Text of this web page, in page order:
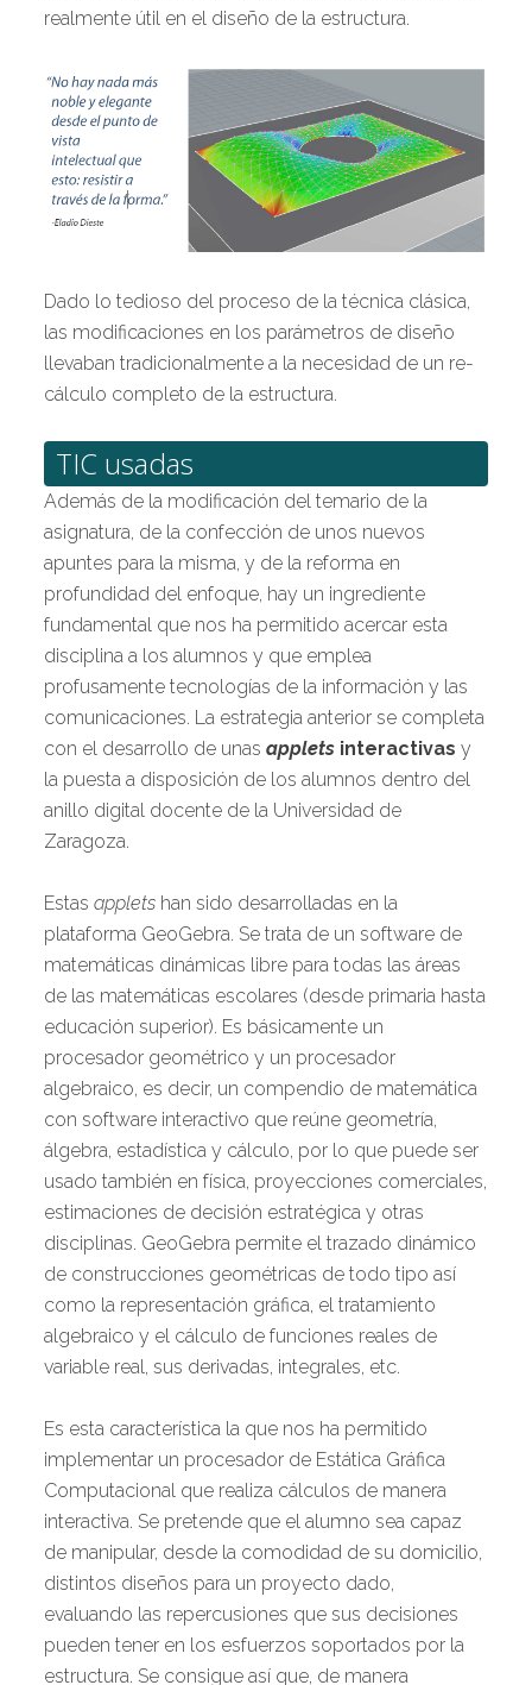
realmente útil en el diseño de la estructura.
Dado lo tedioso del proceso de la técnica clásica,
las modificaciones en los parámetros de diseño
llevaban tradicionalmente a la necesidad de un re-
cálculo completo de la estructura.
TIC usadas
Además de la modificación del temario de la
asignatura, de la confección de unos nuevos
apuntes para la misma, y de la reforma en
profundidad del enfoque, hay un ingrediente
fundamental que nos ha permitido acercar esta
disciplina a los alumnos y que emplea
profusamente tecnologías de la información y las
comunicaciones. La estrategia anterior se completa
con el desarrollo de unasapplets interactivas y
la puesta a disposición de los alumnos dentro del
anillo digital docente de la Universidad de
Zaragoza.
Estasapplets han sido desarrolladas en la
plataforma GeoGebra. Se trata de un software de
matemáticas dinámicas libre para todas las áreas
de las matemáticas escolares (desde primaria hasta
educación superior). Es básicamente un
procesador geométrico y un procesador
algebraico, es decir, un compendio de matemática
con software interactivo que reúne geometría,
álgebra, estadística y cálculo, por lo que puede ser
usado también en física, proyecciones comerciales,
estimaciones de decisión estratégica y otras
disciplinas. GeoGebra permite el trazado dinámico
de construcciones geométricas de todo tipo así
como la representación gráfica, el tratamiento
algebraico y el cálculo de funciones reales de
variable real, sus derivadas, integrales, etc.
Es esta característica la que nos ha permitido
implementar un procesador de Estática Gráfica
Computacional que realiza cálculos de manera
interactiva. Se pretende que el alumno sea capaz
de manipular, desde la comodidad de su domicilio,
distintos diseños para un proyecto dado,
evaluando las repercusiones que sus decisiones
pueden tener en los esfuerzos soportados por la
estructura. Se consigue así que, de manera